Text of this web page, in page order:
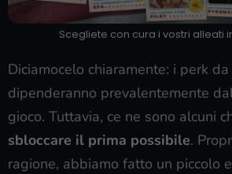
Scegliete con cura i vostri alleati
Diciamocelo chiaramente: i perk
dipenderanno prevalentemente
gioco. Tuttavia, ce ne sono alcuni
sbloccare il prima possibile.
ragione, abbiamo fatto un piccolo